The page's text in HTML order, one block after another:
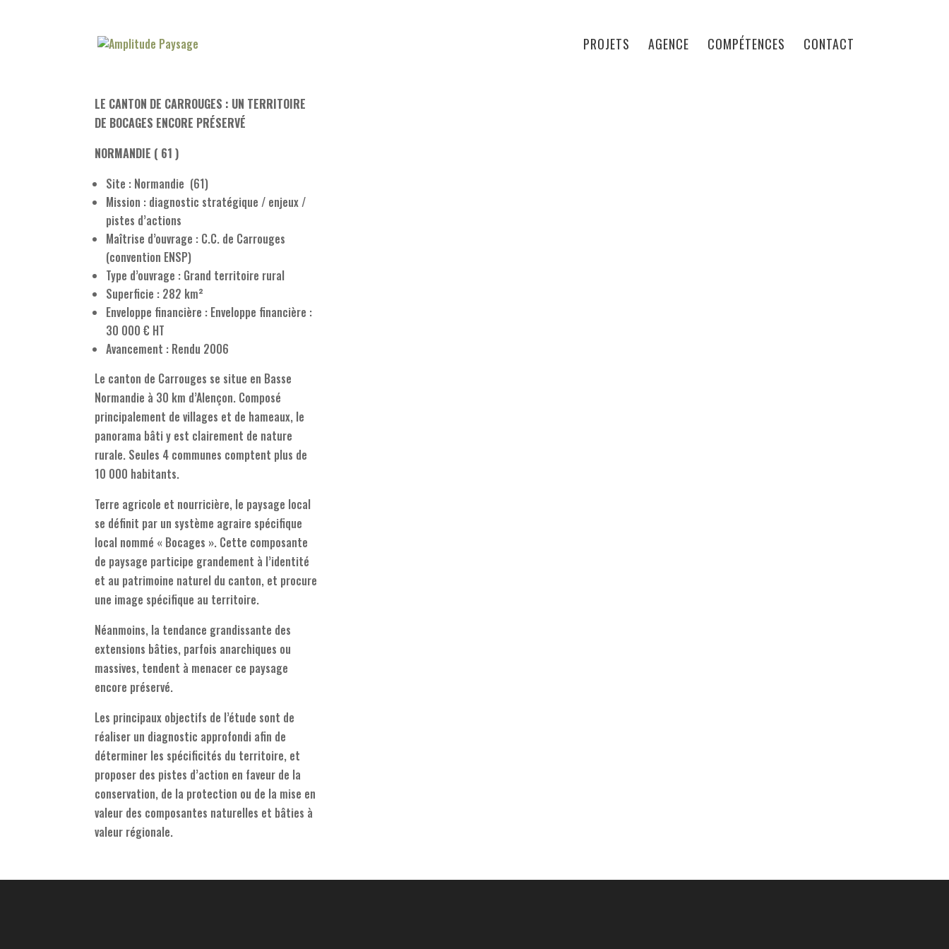
PROJETS AGENCE COMPÉTENCES CONTACT
LE CANTON DE CARROUGES : UN TERRITOIRE
DE BOCAGES ENCORE PRÉSERVÉ
NORMANDIE ( 61 )
Site : Normandie (61)
Mission : diagnostic stratégique / enjeux /
pistes d’actions
Maîtrise d’ouvrage : C.C. de Carrouges
(convention ENSP)
Type d’ouvrage : Grand territoire rural
Superficie : 282 km²
Enveloppe financière : Enveloppe financière :
30 000 € HT
Avancement : Rendu 2006
Le canton de Carrouges se situe en Basse
Normandie à 30 km d’Alençon. Composé
principalement de villages et de hameaux, le
panorama bâti y est clairement de nature
rurale. Seules 4 communes comptent plus de
10 000 habitants.
Terre agricole et nourricière, le paysage local
se définit par un système agraire spécifique
local nommé « Bocages ». Cette composante
de paysage participe grandement à l’identité
et au patrimoine naturel du canton, et procure
une image spécifique au territoire.
Néanmoins, la tendance grandissante des
extensions bâties, parfois anarchiques ou
massives, tendent à menacer ce paysage
encore préservé.
Les principaux objectifs de l’étude sont de
réaliser un diagnostic approfondi afin de
déterminer les spécificités du territoire, et
proposer des pistes d’action en faveur de la
conservation, de la protection ou de la mise en
valeur des composantes naturelles et bâties à
valeur régionale.